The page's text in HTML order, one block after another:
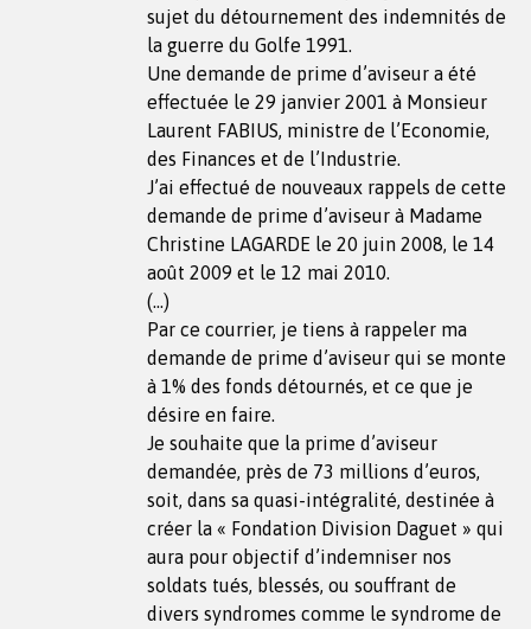
sujet du détournement des indemnités de
la guerre du Golfe 1991.
Une demande de prime d’aviseur a été
effectuée le 29 janvier 2001 à Monsieur
Laurent FABIUS, ministre de l’Economie,
des Finances et de l’Industrie.
J’ai effectué de nouveaux rappels de cette
demande de prime d’aviseur à Madame
Christine LAGARDE le 20 juin 2008, le 14
août 2009 et le 12 mai 2010.
(…)
Par ce courrier, je tiens à rappeler ma
demande de prime d’aviseur qui se monte
à 1% des fonds détournés, et ce que je
désire en faire.
Je souhaite que la prime d’aviseur
demandée, près de 73 millions d’euros,
soit, dans sa quasi-intégralité, destinée à
créer la « Fondation Division Daguet » qui
aura pour objectif d’indemniser nos
soldats tués, blessés, ou souffrant de
divers syndromes comme le syndrome de